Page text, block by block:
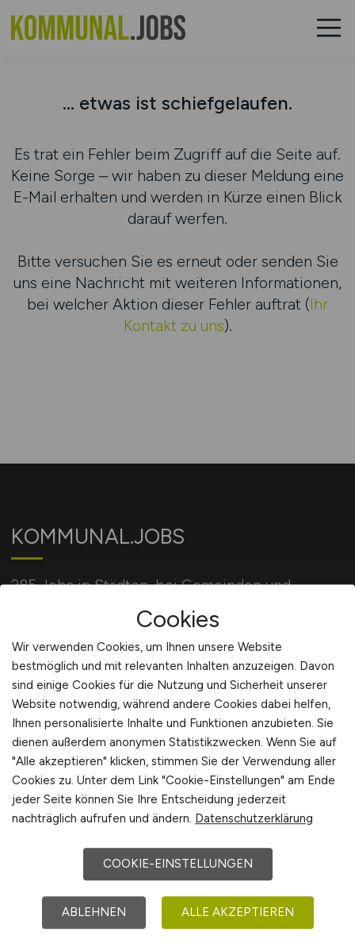
... etwas ist schiefgelaufen.
Es trat ein Fehler beim Zugriff auf die Seite auf.
Keine Sorge – wir haben zu dieser Meldung eine
E-Mail erhalten und werden in Kürze einen Blick
darauf werfen.
Bitte versuchen Sie es erneut oder senden Sie
uns eine Nachricht mit weiteren Informationen,
bei welcher Aktion dieser Fehler auftrat (Ihr
Kontakt zu uns).
KOMMUNAL.JOBS
285 Jobs in Städten, bei Gemeinden und
Behörden und bei öffentlichen Einrichtungen.
Für Arbeitnehmer
Für Arbeitgeber
Stellenanzeigen schalten
Mediadaten & Konditionen
Arbeitgeber Seite
Arbeitgeber Kontakt
Karrierenetzwerk
Cookies
Wir verwenden Cookies, um Ihnen unsere Website
bestmöglich und mit relevanten Inhalten anzuzeigen. Davon
sind einige Cookies für die Nutzung und Sicherheit unserer
Website notwendig, während andere Cookies dabei helfen,
Ihnen personalisierte Inhalte und Funktionen anzubieten. Sie
dienen außerdem anonymen Statistikzwecken. Wenn Sie auf
"Alle akzeptieren" klicken, stimmen Sie der Verwendung aller
Cookies zu. Unter dem Link "Cookie-Einstellungen" am Ende
jeder Seite können Sie Ihre Entscheidung jederzeit
nachträglich aufrufen und ändern. Datenschutzerklärung
COOKIE-EINSTELLUNGEN
ABLEHNEN ALLE AKZEPTIEREN